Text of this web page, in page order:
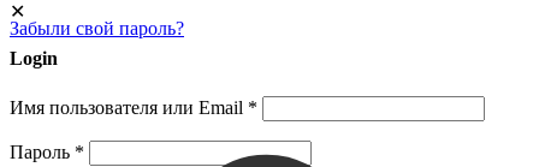
Забыли свой пароль?
✕
Login
Имя пользователя или Email *
Пароль *